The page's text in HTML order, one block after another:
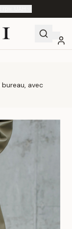
avec